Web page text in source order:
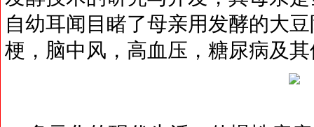
自幼耳闻目睹了母亲用发酵的大
梗，脑中风，高血压，糖尿病及